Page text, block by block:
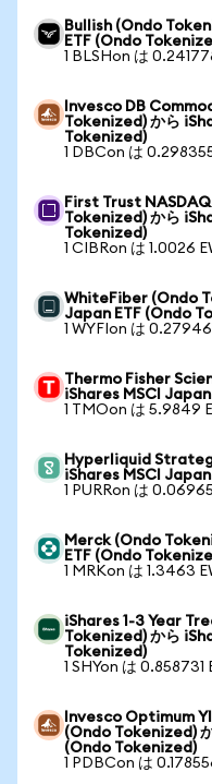
Bullish (Ondo
ETF (Ondo
1 BLSHon は
Invesco DB
Tokenized) から
Tokenized)
1 DBCon は
First Trust
Tokenized) から
Tokenized)
1 CIBRon は 1.0026
WhiteFiber (Ondo
Japan ETF (Ondo
1 WYFIon は
Thermo Fisher
iShares MSCI
1 TMOon は 5.9849
Hyperliquid
iShares MSCI
1 PURRon は
Merck (Ondo
ETF (Ondo
1 MRKon は 1.3463
iShares 1-3 Year
Tokenized) から
Tokenized)
1 SHYon は 0.858731
Invesco Optimum
(Ondo Tokenized)
(Ondo Tokenized)
1 PDBCon は